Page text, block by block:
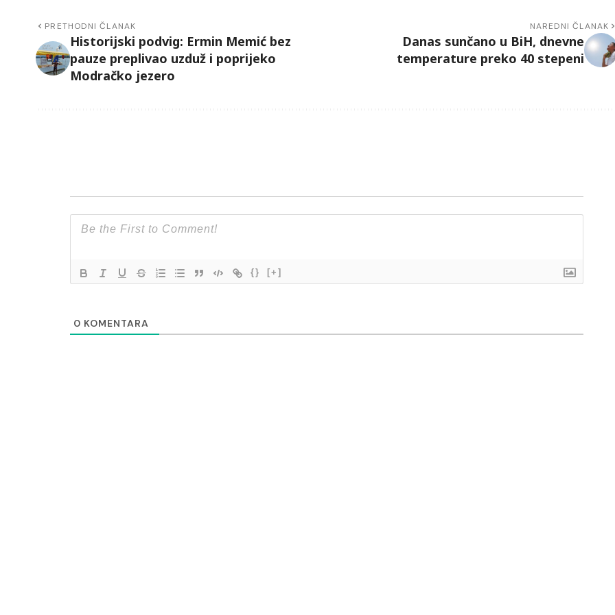
PRETHODNI ČLANAK
Historijski podvig: Ermin Memić bez
pauze preplivao uzduž i poprijeko
Modračko jezero
NAREDNI ČLANAK
Danas sunčano u BiH, dnevne
temperature preko 40 stepeni
{} [+]
0 KOMENTARA